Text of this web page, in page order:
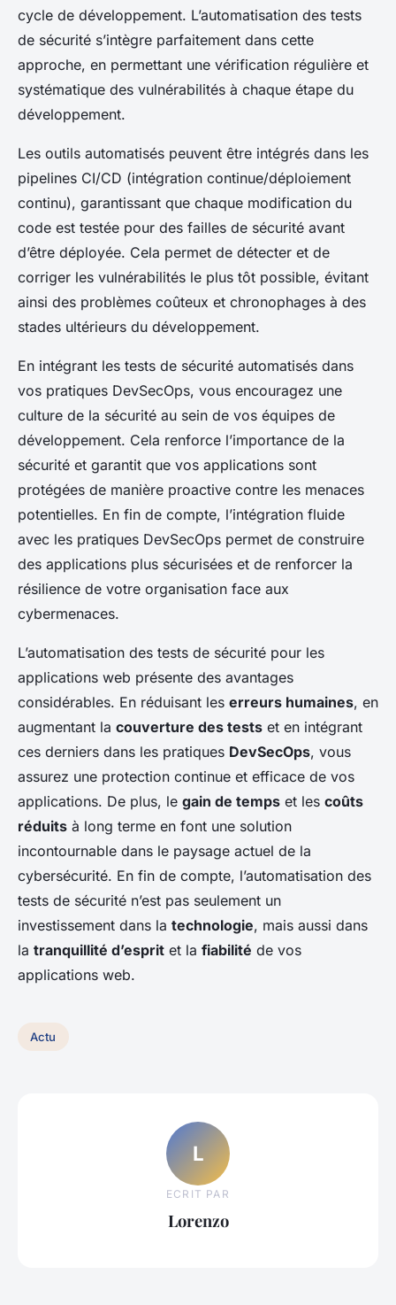
cycle de développement. L’automatisation des tests
de sécurité s’intègre parfaitement dans cette
approche, en permettant une vérification régulière et
systématique des vulnérabilités à chaque étape du
développement.
Les outils automatisés peuvent être intégrés dans les
pipelines CI/CD (intégration continue/déploiement
continu), garantissant que chaque modification du
code est testée pour des failles de sécurité avant
d’être déployée. Cela permet de détecter et de
corriger les vulnérabilités le plus tôt possible, évitant
ainsi des problèmes coûteux et chronophages à des
stades ultérieurs du développement.
En intégrant les tests de sécurité automatisés dans
vos pratiques DevSecOps, vous encouragez une
culture de la sécurité au sein de vos équipes de
développement. Cela renforce l’importance de la
sécurité et garantit que vos applications sont
protégées de manière proactive contre les menaces
potentielles. En fin de compte, l’intégration fluide
avec les pratiques DevSecOps permet de construire
des applications plus sécurisées et de renforcer la
résilience de votre organisation face aux
cybermenaces.
L’automatisation des tests de sécurité pour les
applications web présente des avantages
considérables. En réduisant les erreurs humaines, en
augmentant la couverture des tests et en intégrant
ces derniers dans les pratiques DevSecOps, vous
assurez une protection continue et efficace de vos
applications. De plus, le gain de temps et les coûts
réduits à long terme en font une solution
incontournable dans le paysage actuel de la
cybersécurité. En fin de compte, l’automatisation des
tests de sécurité n’est pas seulement un
investissement dans la technologie, mais aussi dans
la tranquillité d’esprit et la fiabilité de vos
applications web.
Actu
L
ECRIT PAR
Lorenzo